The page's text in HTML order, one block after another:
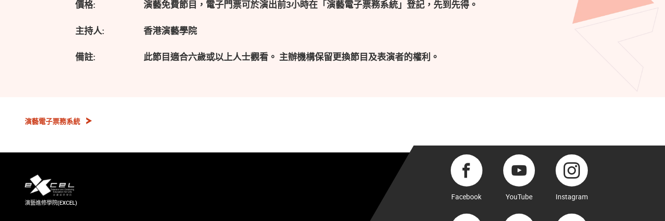
價格: 演藝免費節目，電子門票可於演出前3小時在「演藝電子票務系統」登記，先到先得。
主持人: 香港演藝學院
備註: 此節目適合六歲或以上人士觀看。 主辦機構保留更換節目及表演者的權利。
演藝電子票務系統
演藝進修學院(EXCEL)
Facebook YouTube Instagram